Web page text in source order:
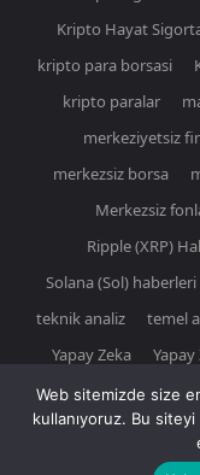
Kripto Hayat
kripto para borsasi
kripto paralar
merkeziyetsiz
merkezsiz borsa
Merkezsiz
Ripple (XRP)
Solana (Sol) haberleri
teknik analiz
temel
Yapay Zeka
Web sitemizde size
kullanıyoruz. Bu